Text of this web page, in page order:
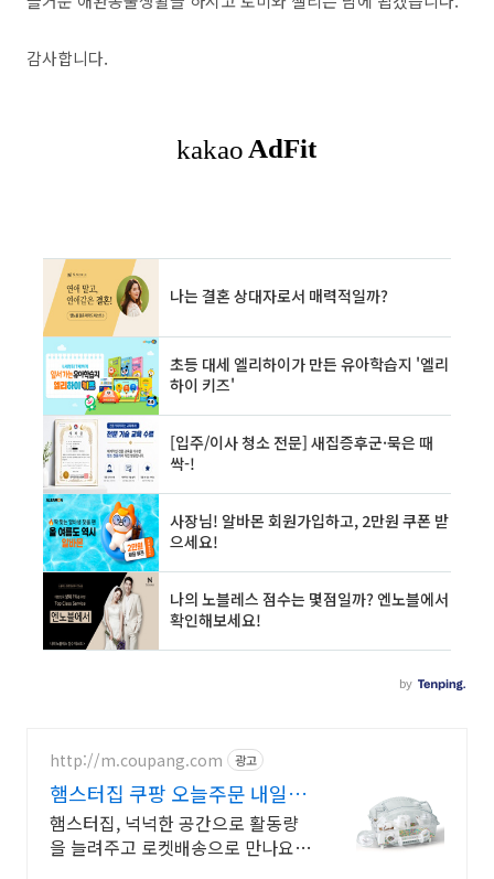
감사합니다.
http://m.coupang.com 광고
햄스터집 쿠팡 오늘주문 내일도
착 로켓배송
햄스터집, 넉넉한 공간으로 활동량
을 늘려주고 로켓배송으로 만나요.